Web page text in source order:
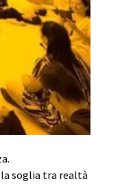
soglia tra realtà